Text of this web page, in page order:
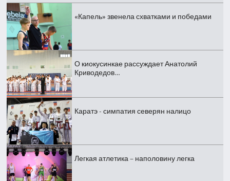
«Капель» звенела схватками и победами
О киокусинкае рассуждает Анатолий
Криводедов…
Каратэ - симпатия северян налицо
Легкая атлетика – наполовину легка